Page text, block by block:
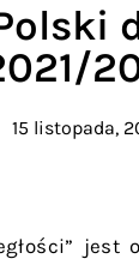
15 listopada,
jest